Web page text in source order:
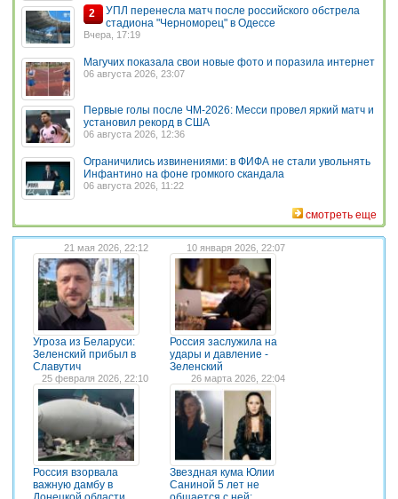
2
УПЛ перенесла матч после российского обстрела
стадиона "Черноморец" в Одессе
Вчера, 17:19
Магучих показала свои новые фото и поразила интернет
06 августа 2026, 23:07
Первые голы после ЧМ-2026: Месси провел яркий матч и
установил рекорд в США
06 августа 2026, 12:36
Ограничились извинениями: в ФИФА не стали увольнять
Инфантино на фоне громкого скандала
06 августа 2026, 11:22
смотреть еще
21 мая 2026, 22:12
Угроза из Беларуси:
Зеленский прибыл в
Славутич
10 января 2026, 22:07
Россия заслужила на
удары и давление -
Зеленский
25 февраля 2026, 22:10
Россия взорвала
важную дамбу в
26 марта 2026, 22:04
Звездная кума Юлии
Саниной 5 лет не